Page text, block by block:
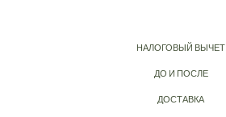
НАЛОГОВЫЙ ВЫЧЕТ
ДО И ПОСЛЕ
ДОСТАВКА